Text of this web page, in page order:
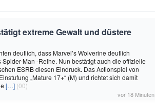
extreme Gewalt und düstere
deutlich, dass Marvel’s Wolverine deutlich
Spider-Man -Reihe. Nun bestätigt auch die offizielle
ESRB diesen Eindruck. Das Actionspiel von
„Mature 17+“ (M) und richtet sich damit
[…] (00)
vor 18 Minuten